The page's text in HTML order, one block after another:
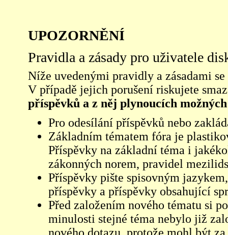
UPOZORNĚNÍ
Pravidla a zásady pro uživatele
Níže uvedenými pravidly a zásadami
V případě jejich porušení riskujete
příspěvků a z něj plynoucích
Pro odesílání příspěvků nebo
Základním tématem fóra je
Příspěvky na základní téma i
zákonných norem, pravidel
Příspěvky pište spisovným
příspěvky a příspěvky obsahující
Před založením nového tématu si
minulosti stejné téma nebylo již